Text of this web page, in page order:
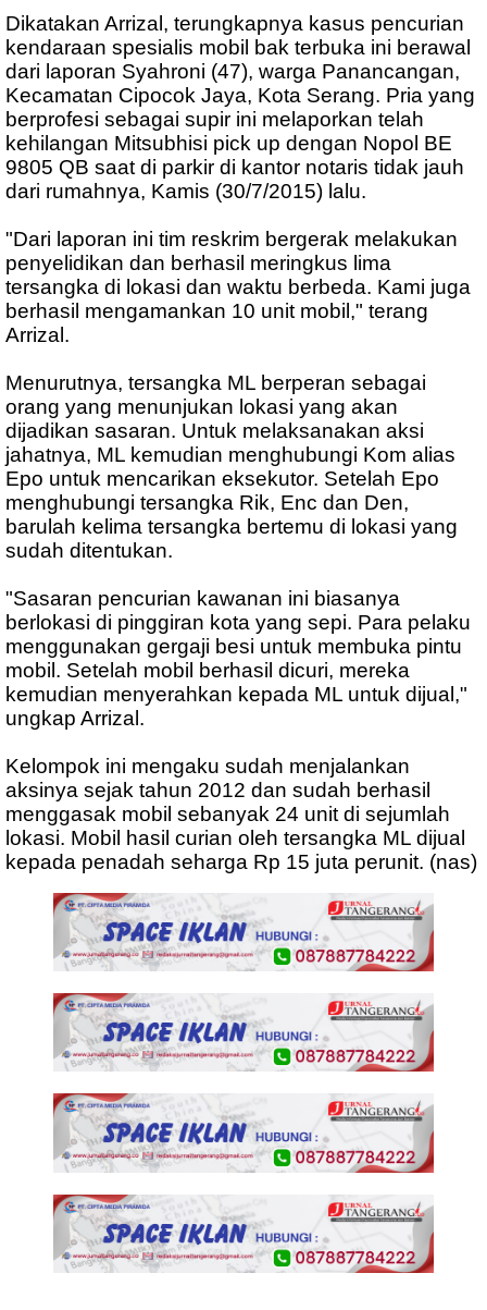
Dikatakan Arrizal, terungkapnya kasus pencurian
kendaraan spesialis mobil bak terbuka ini berawal
dari laporan Syahroni (47), warga Panancangan,
Kecamatan Cipocok Jaya, Kota Serang. Pria yang
berprofesi sebagai supir ini melaporkan telah
kehilangan Mitsubhisi pick up dengan Nopol BE
9805 QB saat di parkir di kantor notaris tidak jauh
dari rumahnya, Kamis (30/7/2015) lalu.
"Dari laporan ini tim reskrim bergerak melakukan
penyelidikan dan berhasil meringkus lima
tersangka di lokasi dan waktu berbeda. Kami juga
berhasil mengamankan 10 unit mobil," terang
Arrizal.
Menurutnya, tersangka ML berperan sebagai
orang yang menunjukan lokasi yang akan
dijadikan sasaran. Untuk melaksanakan aksi
jahatnya, ML kemudian menghubungi Kom alias
Epo untuk mencarikan eksekutor. Setelah Epo
menghubungi tersangka Rik, Enc dan Den,
barulah kelima tersangka bertemu di lokasi yang
sudah ditentukan.
"Sasaran pencurian kawanan ini biasanya
berlokasi di pinggiran kota yang sepi. Para pelaku
menggunakan gergaji besi untuk membuka pintu
mobil. Setelah mobil berhasil dicuri, mereka
kemudian menyerahkan kepada ML untuk dijual,"
ungkap Arrizal.
Kelompok ini mengaku sudah menjalankan
aksinya sejak tahun 2012 dan sudah berhasil
menggasak mobil sebanyak 24 unit di sejumlah
lokasi. Mobil hasil curian oleh tersangka ML dijual
kepada penadah seharga Rp 15 juta perunit. (nas)